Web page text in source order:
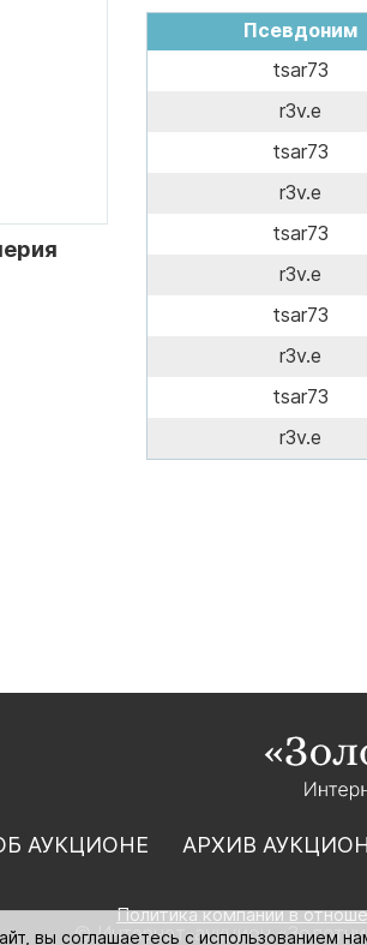
Псевдоним
tsar73
r3v.e
tsar73
r3v.e
tsar73
r3v.e
tsar73
r3v.e
tsar73
r3v.e
АУКЦИОНЕ АРХИВ
Политика компании в
© Интернет-аукцион
вы соглашаетесь с использованием